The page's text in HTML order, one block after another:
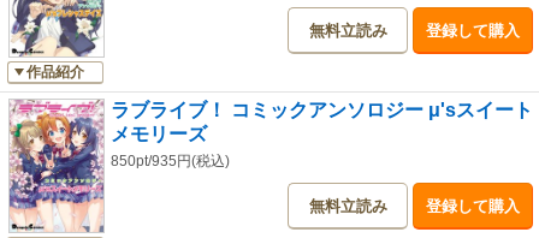
作品紹介
無料立読み 登録して購入
ラブライブ！ コミックアンソロジー μ'sスイート
メモリーズ
850pt/935円(税込)
無料立読み 登録して購入